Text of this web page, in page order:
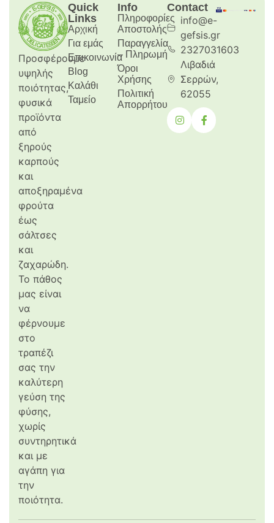
Προσφέρουμε
υψηλής
ποιότητας,
φυσικά
προϊόντα
από
ξηρούς
καρπούς
και
αποξηραμένα
φρούτα
έως
σάλτσες
και
ζαχαρώδη.
Το πάθος
μας είναι
να
φέρνουμε
στο
τραπέζι
σας την
καλύτερη
γεύση της
φύσης,
χωρίς
συντηρητικά
και με
αγάπη για
την
ποιότητα.
Quick
Links
Αρχική
Για εμάς
Επικοινωνία
Blog
Καλάθι
Ταμείο
Info
Πληροφορίες
Aποστολής
Παραγγελία
– Πληρωμή
Όροι
Χρήσης
Πολιτική
Απορρήτου
Contact
info@e-
gefsis.gr
2327031603
Λιβαδιά
Σερρών,
62055